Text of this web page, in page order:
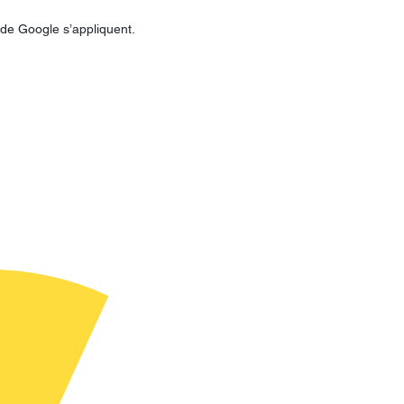
Google s’appliquent.